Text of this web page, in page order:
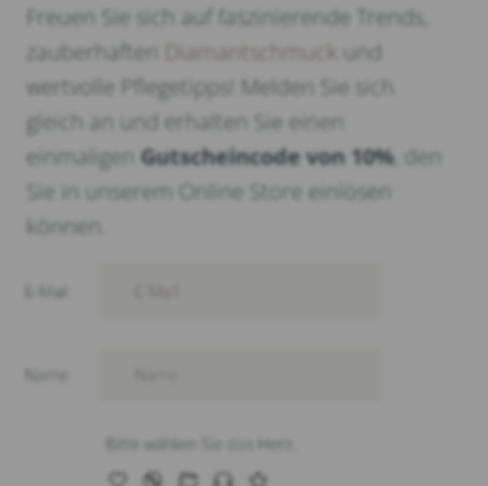
Freuen Sie sich auf faszinierende Trends,
zauberhaften
Diamantschmuck
und
wertvolle Pflegetipps! Melden Sie sich
gleich an und erhalten Sie einen
einmaligen Gutscheincode von 10%, den
Sie in unserem Online Store einlösen
können.